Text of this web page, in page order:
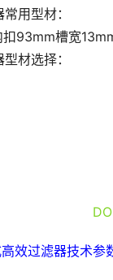
用型材：
93mm槽宽
材选择：
效过滤器技术参